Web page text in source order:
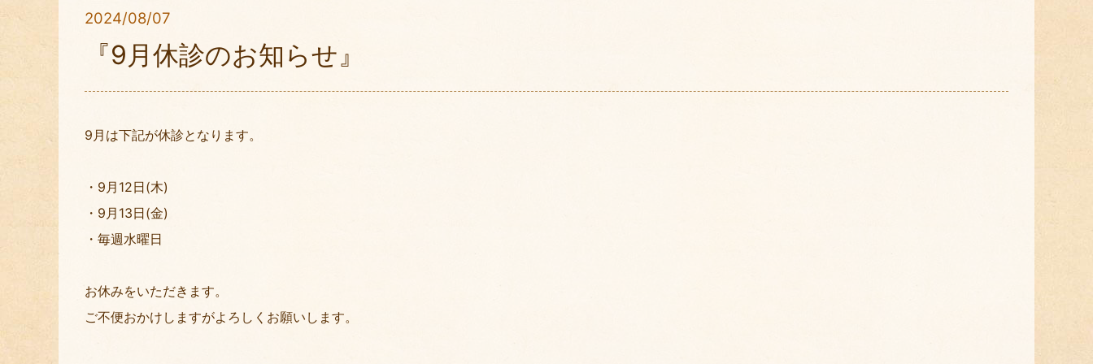
2024/08/07
『9月休診のお知らせ』
9月は下記が休診となります。
・9月12日(木)
・9月13日(金)
・毎週水曜日
お休みをいただきます。
ご不便おかけしますがよろしくお願いします。